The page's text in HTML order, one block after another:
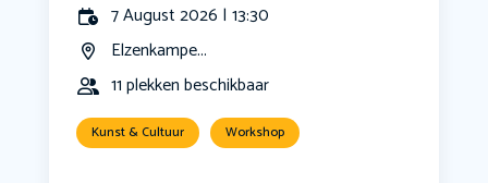
7 August 2026 | 13:30
Elzenkampe...
11 plekken beschikbaar
Kunst & Cultuur Workshop